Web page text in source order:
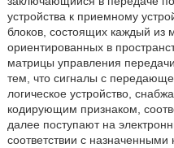
устройства к приемному
блоков, состоящих каждый из
ориентированных в
матрицы управления
тем, что сигналы с
логическое устройство,
кодирующим признаком,
далее поступают на
соответствии с